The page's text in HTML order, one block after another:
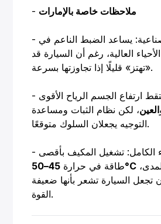
- ملاحظات خاصة بالإمارات
- المطبات الصناعية: يساعد الضبط الناعم في
العالية، رغم أن السيارة قد
«تهتز» قليلًا إذا تجاوزتها بسرعة.
- الرياح الجانبية: يلتقط ارتفاع الجسم الرياح الأقوى
العين، لكن نظام الثبات ومساعدة
التوجيه يجعلان السلوك متوقعًا.
- حمل مكيف الهواء الكامل: تشغيل المكيف بأقصى
طاقة في حرارة45–50°C
السيارة تشعر بأنها ضعيفة
القوة.